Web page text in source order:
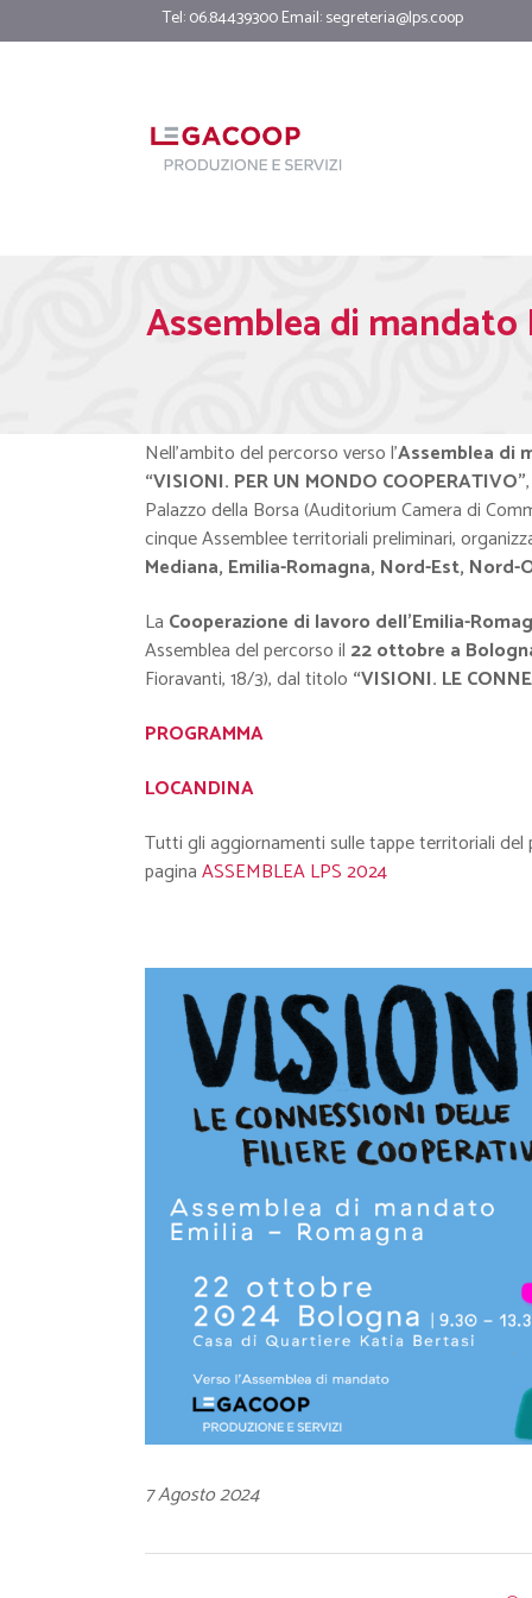
Tel: 06.84439300 Email:segreteria@lps.coop
Assemblea di mandato
Nell’ambito del percorso verso l’Assemblea di
“VISIONI. PER UN MONDO COOPERATIVO”
Palazzo della Borsa (Auditorium Camera di
cinque Assemblee territoriali preliminari,
Mediana, Emilia-Romagna, Nord-Est, Nord-
La Cooperazione di lavoro dell’Emilia-
Assemblea del percorso il 22 ottobre a
Fioravanti, 18/3), dal titolo “VISIONI. LE
PROGRAMMA
LOCANDINA
Tutti gli aggiornamenti sulle tappe territoriali del
paginaASSEMBLEA LPS 2024
7 Agosto 2024